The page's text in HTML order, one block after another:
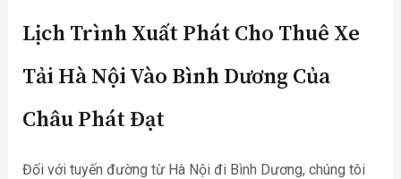
Lịch Trình Xuất Phát Cho Thuê Xe
Tải Hà Nội Vào Bình Dương Của
Châu Phát Đạt
Đối với tuyến đường từ Hà Nội đi Bình Dương, chúng tôi